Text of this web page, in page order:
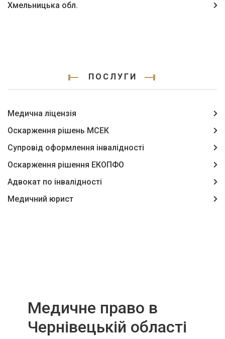
Хмельницька обл.
ПОСЛУГИ
Медична ліцензія
Оскарження рішень МСЕК
Супровід оформлення інвалідності
Оскарження рішення ЕКОПФО
Адвокат по інвалідності
Медичний юрист
Медичне право в
Чернівецькій області